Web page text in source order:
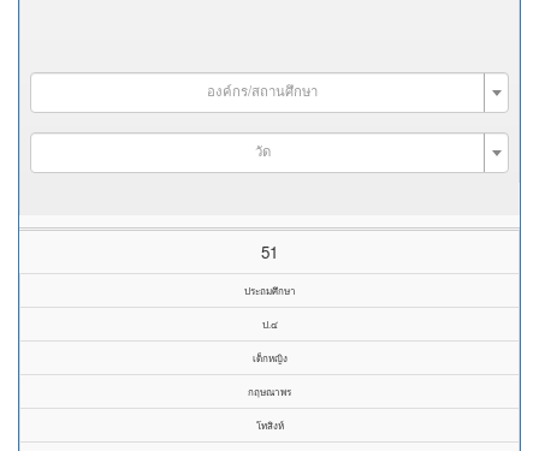
องค์กร/สถานศึกษา
วัด
51
ประถมศึกษา
ป.๔
เด็กหญิง
กฤษณาพร
โทสิงห์